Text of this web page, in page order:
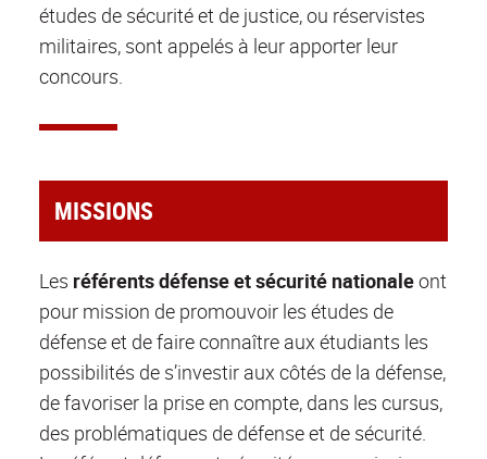
études de sécurité et de justice, ou réservistes
militaires, sont appelés à leur apporter leur
concours.
MISSIONS
Les référents défense et sécurité nationaleont
pour mission de promouvoir les études de
défense et de faire connaître aux étudiants les
possibilités de s’investir aux côtés de la défense,
de favoriser la prise en compte, dans les cursus,
des problématiques de défense et de sécurité.